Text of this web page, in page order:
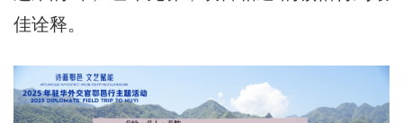
佳诠释。